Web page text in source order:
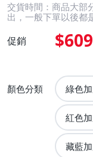
交貨時間：商品大部
出，一般下單以後都
促銷
顏色分類 綠色
紅色
藏藍